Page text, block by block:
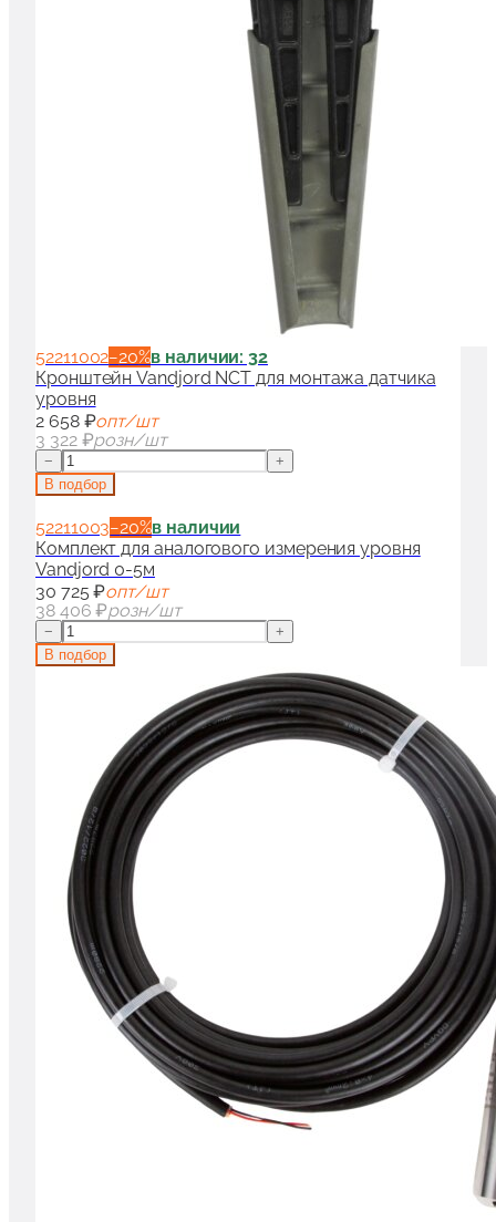
52211002−20%в наличии: 32
Кронштейн Vandjord NCT для монтажа датчика
уровня
2 658 ₽опт/шт
3 322 ₽розн/шт
−
+
В подбор
52211003−20%в наличии
Комплект для аналогового измерения уровня
Vandjord 0-5м
30 725 ₽опт/шт
38 406 ₽розн/шт
−
+
В подбор